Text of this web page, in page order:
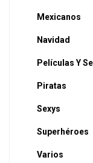
Mexicanos
Navidad
Películas Y
Piratas
Sexys
Superhéroes
Varios